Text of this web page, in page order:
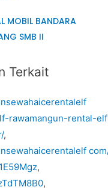
MOBIL BANDARA
SMB II
Terkait
rawamangun-rental-
,
,
,